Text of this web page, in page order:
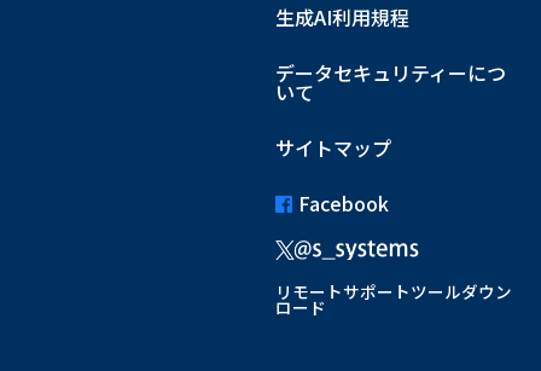
生成AI利用規程
データセキュリティーにつ
いて
サイトマップ
Facebook
リモートサポートツールダウン
ロード